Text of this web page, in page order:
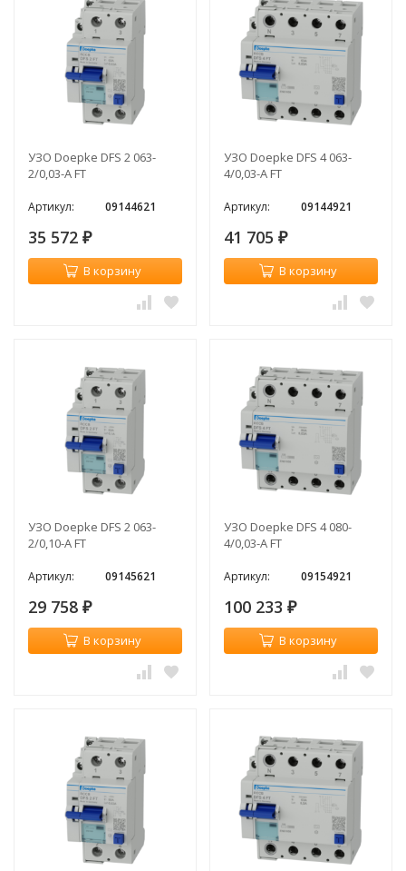
УЗО Doepke DFS 2 063-
2/0,03-A FT
Артикул: 09144621
35 572 ₽
В корзину
УЗО Doepke DFS 4 063-
4/0,03-A FT
Артикул: 09144921
41 705 ₽
В корзину
УЗО Doepke DFS 2 063-
2/0,10-A FT
Артикул: 09145621
29 758 ₽
В корзину
УЗО Doepke DFS 4 080-
4/0,03-A FT
Артикул: 09154921
100 233 ₽
В корзину